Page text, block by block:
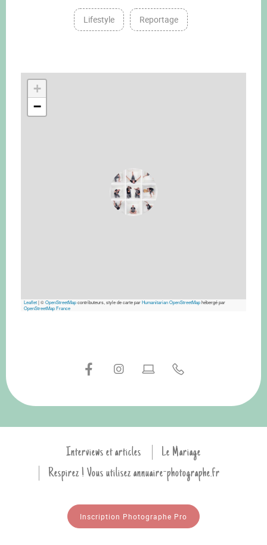
Lifestyle Reportage
+
−
Leaflet|©OpenStreetMapcontributeurs, style de carte parHumanitarian OpenStreetMaphébergé par
OpenStreetMap France
Interviews et articles
Le Mariage
Respirez ! Vous utilisez annuaire-photographe.fr
Inscription Photographe Pro